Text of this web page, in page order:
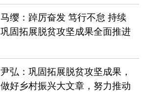
马缨：踔厉奋发 笃行不怠 持续
巩固拓展脱贫攻坚成果全面推进
尹弘：巩固拓展脱贫攻坚成果，
做好乡村振兴大文章，努力推动